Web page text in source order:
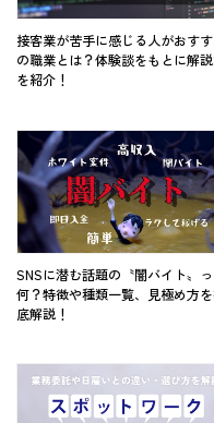
接客業が苦手に感じる人がおす
の職業とは？体験談をもとに解
を紹介！
SNSに潜む話題の〝闇バイト〟
何？特徴や種類一覧、見極め方
底解説！